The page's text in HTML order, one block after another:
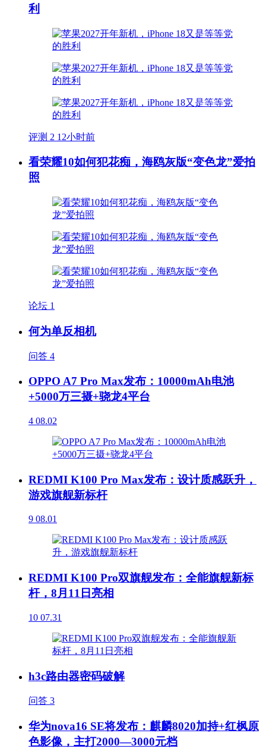
利
评测 2 12小时前
看荣耀10如何犯花痴，海鸥灰版“变色龙”爱拍
照
论坛 1
何为单反相机
问答 4
OPPO A7 Pro Max发布：10000mAh电池
+5000万三摄+骁龙4平台
4 08.02
REDMI K100 Pro Max发布：设计质感跃升，
游戏旗舰新标杆
9 08.01
REDMI K100 Pro双旗舰发布：全能旗舰新标
杆，8月11日亮相
10 07.31
h3c路由器密码破解
问答 3
华为nova16 SE将发布：麒麟8020加持+红枫原
色影像，主打2000—3000元档